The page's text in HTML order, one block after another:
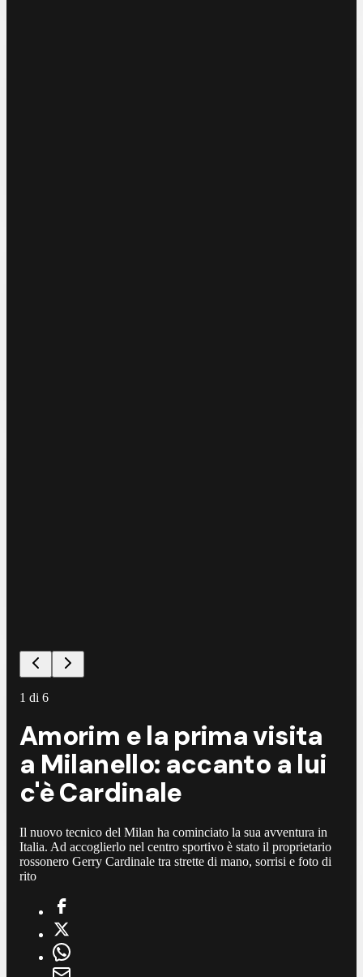
1 di 6
Amorim e la prima visita
a Milanello: accanto a lui
c'è Cardinale
Il nuovo tecnico del Milan ha cominciato la sua avventura in
Italia. Ad accoglierlo nel centro sportivo è stato il proprietario
rossonero Gerry Cardinale tra strette di mano, sorrisi e foto di
rito